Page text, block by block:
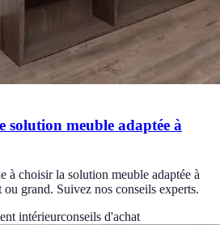
solution meuble adaptée à
à choisir la solution meuble adaptée à
grand. Suivez nos conseils experts.
intérieurconseils d'achat